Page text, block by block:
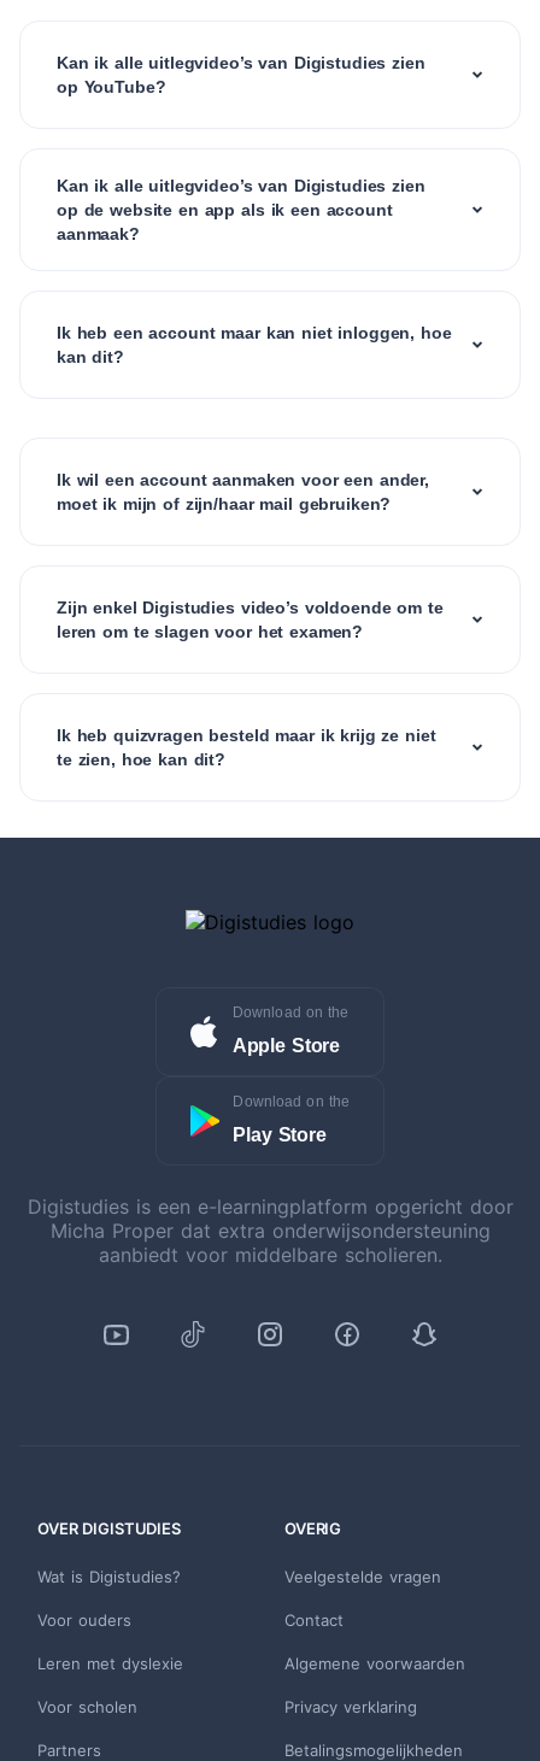
Kan ik alle uitlegvideo’s van Digistudies zien
op YouTube?
Kan ik alle uitlegvideo’s van Digistudies zien
op de website en app als ik een account
aanmaak?
Ik heb een account maar kan niet inloggen, hoe
kan dit?
Ik wil een account aanmaken voor een ander,
moet ik mijn of zijn/haar mail gebruiken?
Zijn enkel Digistudies video’s voldoende om te
leren om te slagen voor het examen?
Ik heb quizvragen besteld maar ik krijg ze niet
te zien, hoe kan dit?
Download on the
Apple Store
Download on the
Play Store
Digistudies is een e-learningplatform opgericht door
Micha Proper dat extra onderwijsondersteuning
aanbiedt voor middelbare scholieren.
OVER DIGISTUDIES
Wat is Digistudies?
Voor ouders
Leren met dyslexie
Voor scholen
Partners
OVERIG
Veelgestelde vragen
Contact
Algemene voorwaarden
Privacy verklaring
Betalingsmogelijkheden